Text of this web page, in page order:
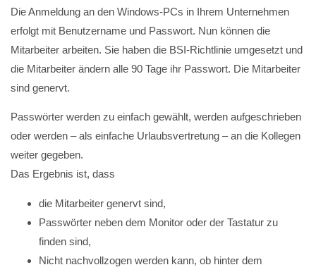
Die Anmeldung an den Windows-PCs in Ihrem Unternehmen
erfolgt mit Benutzername und Passwort. Nun können die
Mitarbeiter arbeiten. Sie haben die BSI-Richtlinie umgesetzt und
die Mitarbeiter ändern alle 90 Tage ihr Passwort. Die Mitarbeiter
sind genervt.
Passwörter werden zu einfach gewählt, werden aufgeschrieben
oder werden – als einfache Urlaubsvertretung – an die Kollegen
weiter gegeben.
Das Ergebnis ist, dass
die Mitarbeiter genervt sind,
Passwörter neben dem Monitor oder der Tastatur zu
finden sind,
Nicht nachvollzogen werden kann, ob hinter dem